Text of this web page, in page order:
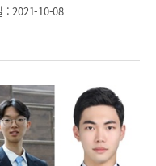
: 2021-10-08